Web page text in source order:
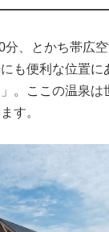
、とかち帯広
も便利な位置に
。ここの温泉は
す。